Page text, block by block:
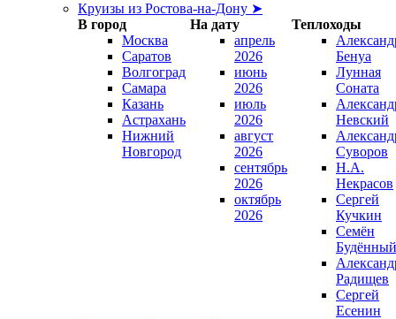
Круизы из Ростова-на-Дону ➤
В город
На дату
Теплоходы
Москва
Саратов
Волгоград
Самара
Казань
Астрахань
Нижний
Новгород
апрель
2026
июнь
2026
июль
2026
август
2026
сентябрь
2026
октябрь
2026
Бенуа
Лунная
Соната
Невский
Суворов
Н.А.
Некрасов
Сергей
Кучкин
Семён
Будённый
Радищев
Сергей
Есенин